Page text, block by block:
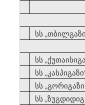
სს„
სს„
სს„კასპიგაზი
სს„გორიგაზი
სს„